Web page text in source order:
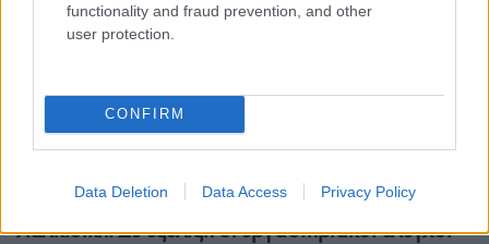
functionality and fraud prevention, and other
user protection.
CONFIRM
Data Deletion Data Access Privacy Policy
ΕΛΛΑΔΑ
Χαλκιδική: Σε εξέλιξη οι εργαστηριακοί έλεγχοι